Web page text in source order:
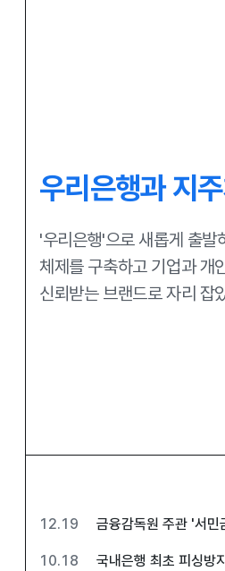
우리은행과 지
'우리은행'으로 새롭게 출발
체제를구축하고 기업과 개
신뢰받는브랜드로 자리 잡
12.19 금융감독원 주관 '서민
10.18
국내은행 최초 피싱방